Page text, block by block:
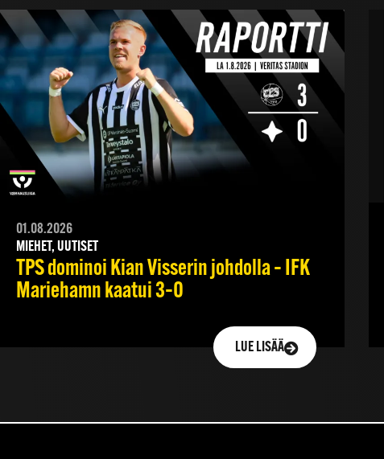
01.08.2026
MIEHET, UUTISET
TPS dominoi Kian Visserin johdolla – IFK
Mariehamn kaatui 3–0
LUE LISÄÄ